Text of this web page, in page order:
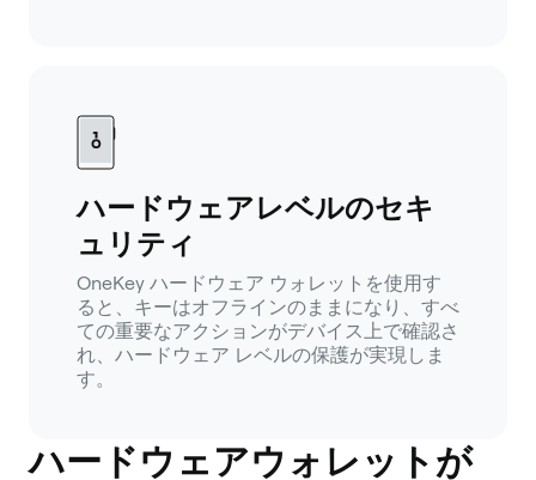
ハードウェアレベルのセキ
ュリティ
OneKey ハードウェア ウォレットを使用す
ると、キーはオフラインのままになり、すべ
ての重要なアクションがデバイス上で確認さ
れ、ハードウェア レベルの保護が実現しま
す。
ハードウェアウォレットが